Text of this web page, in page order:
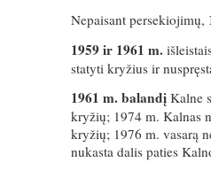
Nepaisant persekiojimų,
1959 ir 1961 m.
statyti kryžius ir
1961 m. balandį Kalne
kryžių; 1974 m. Kalnas
kryžių; 1976 m. vasarą
nukasta dalis paties